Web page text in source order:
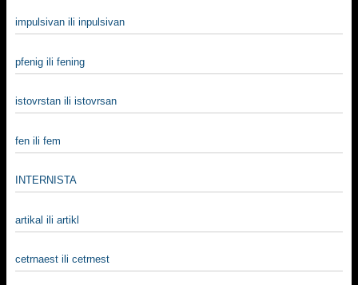
impulsivan ili inpulsivan
pfenig ili fening
istovrstan ili istovrsan
fen ili fem
INTERNISTA
artikal ili artikl
cetrnaest ili cetrnest